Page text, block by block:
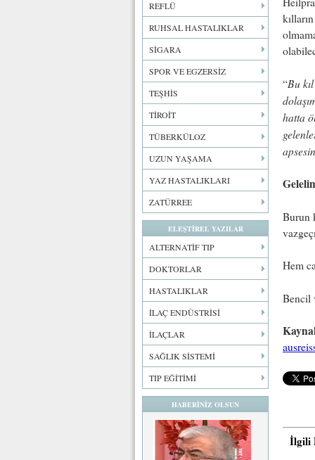
REFLÜ
RUHSAL HASTALIKLAR
SİGARA
SPOR VE EGZERSİZ
TEŞHİS
TİROİT
TÜBERKÜLOZ
UZUN YAŞAMA
YAZ HASTALIKLARI
ZATÜRREE
ELEŞTİREL YAZILAR
ALTERNATİF TIP
DOKTORLAR
HASTALIKLAR
İLAÇ ENDÜSTRİSİ
İLAÇLAR
SAĞLIK SİSTEMİ
TIP EĞİTİMİ
HABERİNİZ OLSUN
“Bu
hatta
Burun
Hem
Bencil
İlgili